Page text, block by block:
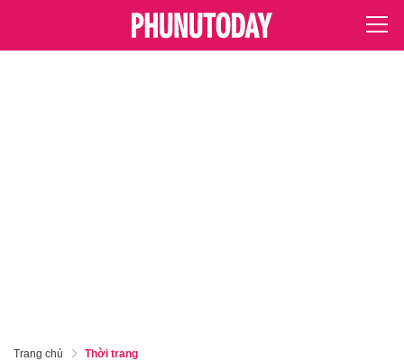
Trang chủ Thời trang